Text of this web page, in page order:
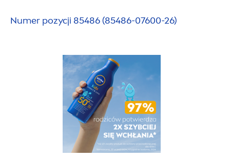
Numer pozycji 85486 (85486-07600-26)